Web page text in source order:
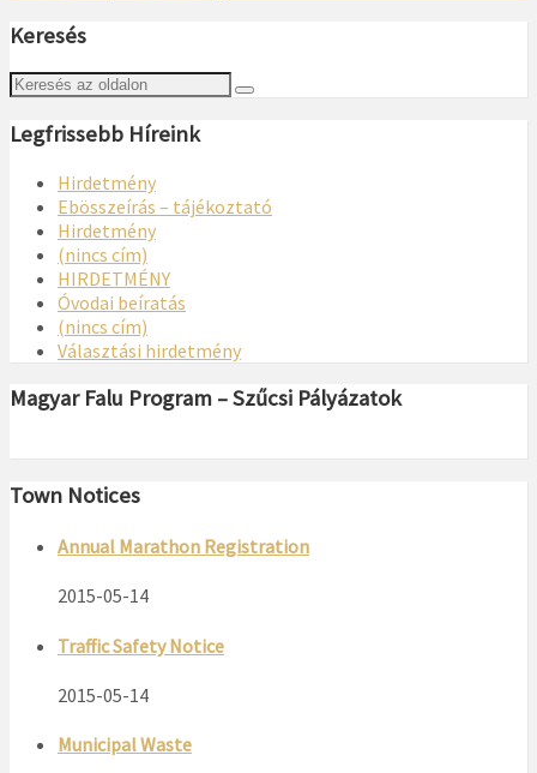
Keresés
Legfrissebb Híreink
Hirdetmény
Ebösszeírás – tájékoztató
Hirdetmény
(nincs cím)
HIRDETMÉNY
Óvodai beíratás
(nincs cím)
Választási hirdetmény
Magyar Falu Program – Szűcsi Pályázatok
Town Notices
Annual Marathon Registration
2015-05-14
Traffic Safety Notice
2015-05-14
Municipal Waste